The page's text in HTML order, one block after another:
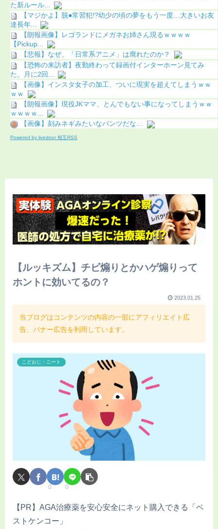
た新ルール...
【マジかよ】脱●常習犯!?幼少の頃の夢をもう一度…大きいお友
達長年...
【朗報画像】レゴランドにメガネお姉さん現るｗｗｗｗ
【Pickup...
【悲報】なぜ、「日常系アニメ」は廃れたのか？
【恐怖の来訪者】夜勤終わって録画付インターホーン見てみ
た。月に2回...
【画像】インスタ女子の加工、ついに現実を超えてしまうｗｗ
ｗｗ
【朗報画像】現役JKママ、とんでもない事になってしまうｗｗ
ｗｗｗｗ...
【画像】刻みネギみたいなパンツだな…
Powered by livedoor 相互RSS
【ルッキズム】チビ煽りとかハゲ煽りって
ホントに効いてるの？
2023.01.25
当ブログはコンテンツの内容の一部にアフィリエイト広
告、バナー広告を利用しています。
こどおじ・ニート
0 0
【PR】AGA治療薬を安心安全にネット購入できる「ベ
ストケンコー」